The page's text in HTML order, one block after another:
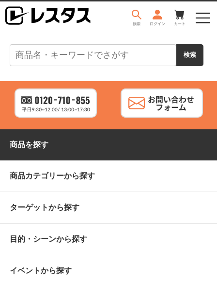
商品を探す
商品カテゴリーから探す
ターゲットから探す
目的・シーンから探す
イベントから探す